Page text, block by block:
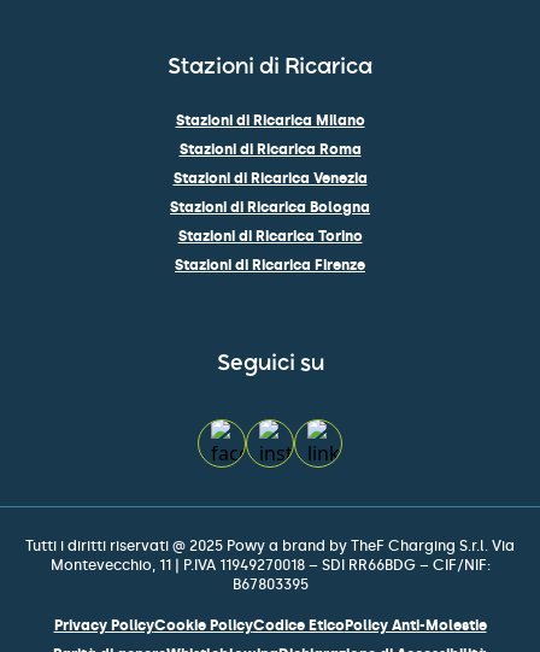
Stazioni di Ricarica
Stazioni di Ricarica Milano
Stazioni di Ricarica Roma
Stazioni di Ricarica Venezia
Stazioni di Ricarica Bologna
Stazioni di Ricarica Torino
Stazioni di Ricarica Firenze
Seguici su
Tutti i diritti riservati @ 2025 Powy a brand by TheF Charging S.r.l. Via
Montevecchio, 11 | P.IVA 11949270018 – SDI RR66BDG – CIF/NIF:
B67803395
Privacy PolicyCookie PolicyCodice EticoPolicy Anti-Molestie